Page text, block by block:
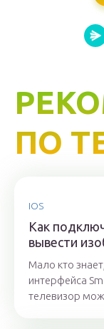
ПО
IOS
Как
вывести
Мало кто
интерфейса
телевизор